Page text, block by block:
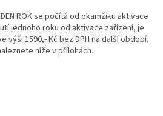
ROK se počítá od okamžiku aktivace
jednoho roku od aktivace zařízení, je
výši 1590,- Kč bez DPH na další období.
níže v přílohách.